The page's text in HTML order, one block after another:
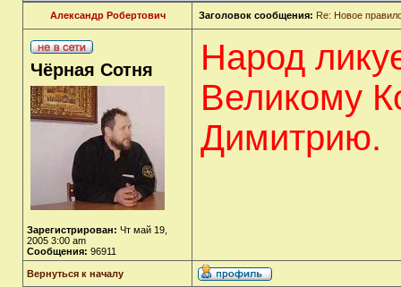
Александр Робертович Заголовок сообщения: Re: Новое
Чёрная Сотня
Зарегистрирован: Чт май 19,
2005 3:00 am
Сообщения: 96911
Народ
Великому
Димитрию.
Вернуться к началу